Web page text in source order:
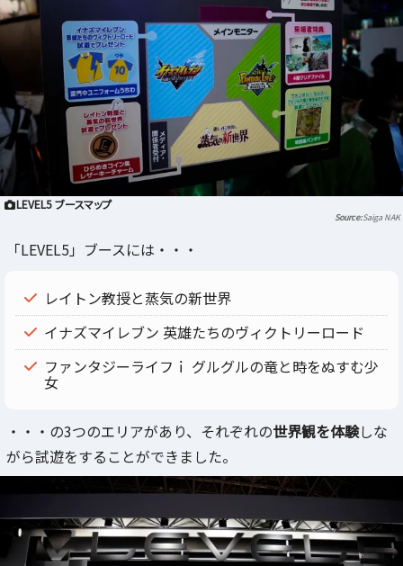
LEVEL5 ブースマップ
Saiga NAK
「LEVEL5」ブースには・・・
レイトン教授と蒸気の新世界
イナズマイレブン 英雄たちのヴィクトリーロード
ファンタジーライフｉ グルグルの竜と時をぬすむ少
女
・・・の3つのエリアがあり、それぞれの世界観を体験しな
がら試遊をすることができました。